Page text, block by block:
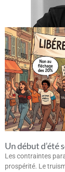
Un début d’été
Les contraintes
prospérité. Le